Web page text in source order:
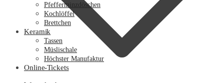
Pfefferminzdöschen
Kochlöffel
Brettchen
Keramik
Tassen
Müslischale
Höchster Manufaktur
Online-Tickets